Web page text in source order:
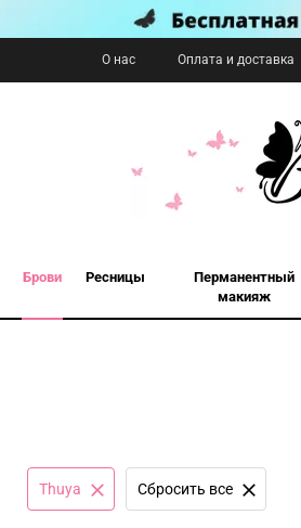
О нас Оплата и доставка
Брови Ресницы
Перманентный
макияж
Thuya Сбросить все